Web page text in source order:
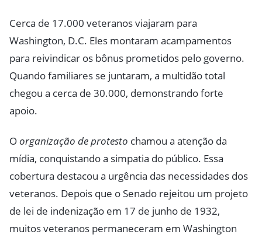
Cerca de 17.000 veteranos viajaram para
Washington, D.C. Eles montaram acampamentos
para reivindicar os bônus prometidos pelo governo.
Quando familiares se juntaram, a multidão total
chegou a cerca de 30.000, demonstrando forte
apoio.
Oorganização de protesto chamou a atenção da
mídia, conquistando a simpatia do público. Essa
cobertura destacou a urgência das necessidades dos
veteranos. Depois que o Senado rejeitou um projeto
de lei de indenização em 17 de junho de 1932,
muitos veteranos permaneceram em Washington